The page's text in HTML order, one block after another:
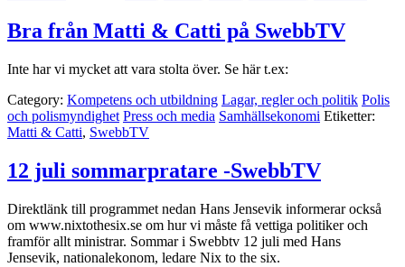
Bra från Matti & Catti på SwebbTV
Inte har vi mycket att vara stolta över. Se här t.ex:
Category: Kompetens och utbildning Lagar, regler och politik Polis
och polismyndighet Press och media Samhällsekonomi Etiketter:
Matti & Catti, SwebbTV
12 juli sommarpratare -SwebbTV
Direktlänk till programmet nedan Hans Jensevik informerar också
om www.nixtothesix.se om hur vi måste få vettiga politiker och
framför allt ministrar. Sommar i Swebbtv 12 juli med Hans
Jensevik, nationalekonom, ledare Nix to the six.